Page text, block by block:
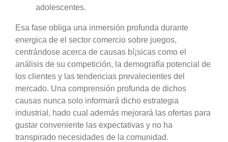
adolescentes.
Esa fase obliga una inmersión profunda durante
energica de el sector comercio sobre juegos,
centrándose acerca de causas bí¡sicas como el
análisis de su competición, la demografía potencial de
los clientes y las tendencias prevalecientes del
mercado. Una comprensión profunda de dichos
causas nunca solo informará dicho estrategia
industrial, hado cual además mejorará las ofertas para
gustar conveniente las expectativas y no ha
transpirado necesidades de la comunidad.